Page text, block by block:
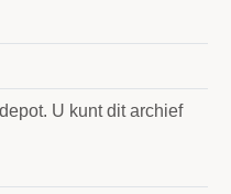
U kunt dit archief